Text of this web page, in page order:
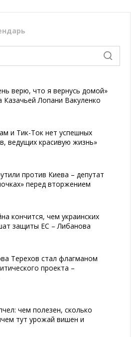
верю, что я вернусь домой»
Лопани Вакуленко
и Тик-Ток нет успешных
ведущих красивую жизнь»
против Киева – депутат
перед вторжением
кончится, чем украинских
защиты ЕС – Либанова
Терехов стал флагманом
проекта –
чем полезен, сколько
тут урожай вишен и